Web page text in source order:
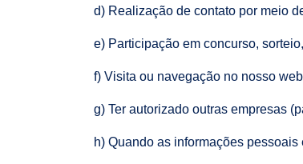
d) Realização de contato por meio
e) Participação em concurso,
f) Visita ou navegação no nosso
g) Ter autorizado outras empresas
h) Quando as informações